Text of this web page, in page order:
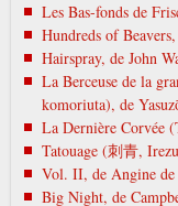
Les Bas-fonds de
Hundreds of
Hairspray, de John
La Berceuse de la
komoriuta), de
La Dernière Corvée
Tatouage (刺青,
Vol. II, de Angine
Big Night, de